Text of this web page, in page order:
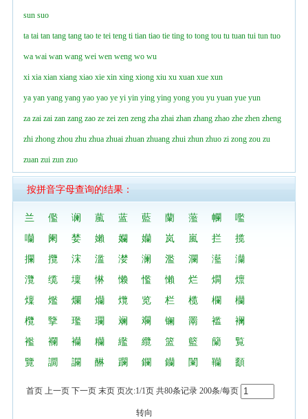
sun suo
ta tai tan tang tang tao te tei teng ti tian tiao tie ting to tong tou tu tuan tui tun tuo
wa wai wan wang wei wen weng wo wu
xi xia xian xiang xiao xie xin xing xiong xiu xu xuan xue xun
ya yan yang yanɡ yao yao ye yi yin ying yinɡ yong you yu yuan yue yun
za zai zai zan zang zao ze zei zen zeng zha zhai zhan zhang zhao zhe zhen zheng
zhi zhong zhou zhu zhua zhuai zhuan zhuang zhui zhun zhuo zi zong zou zu
zuan zui zun zuo
按拼音字母查询的结果：
兰 儖 谰 葻 蓝 藍 蘭 蘫 幱
嚂
囒
阑 婪 嬾 孄 孏 岚 嵐 拦
揽
攔
攬 浨 滥 漤 澜 濫 瀾 灆
灡
灠
缆 壈 惏 懒 懢 懶 烂 燗
燷
燣
爁 爛 爤 爦 览 栏 榄 欄
欗
欖
擥 璼 瓓 斓 斕 镧 罱 褴
襕
襤
襴 襽 糷 繿 纜 篮 籃 籣
覧
覽
譋 讕 醂 躝 鑭 钄 闌 韊 顲
首页 上一页 下一页 末页 页次:1/1页 共80条记录 200条/每页
转向